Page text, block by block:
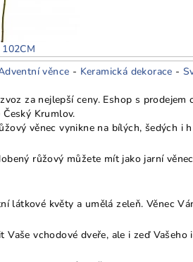
102CM
věnce - Keramická dekorace -
za nejlepší ceny. Eshop s prodejem
Krumlov.
věnec vynikne na bílých, šedých i
růžový můžete mít jako jarní
látkové květy a umělá zeleň. Věnec
Vaše vchodové dveře, ale i zeď Vašeho